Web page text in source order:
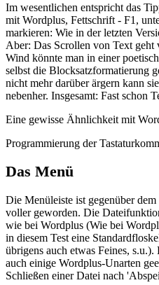
Im wesentlichen entspricht das
mit Wordplus, Fettschrift - F1,
markieren: Wie in der letzten
Aber: Das Scrollen von Text
Wind könnte man in einer
selbst die Blocksatzformatierung
nicht mehr darüber ärgern kann
nebenher. Insgesamt: Fast schon
Eine gewisse Ähnlichkeit mit
Programmierung der
Das Menü
Die Menüleiste ist gegenüber
voller geworden. Die
wie bei Wordplus (Wie bei
in diesem Test eine
übrigens auch etwas Feines,
auch einige Wordplus-Unarten
Schließen einer Datei nach